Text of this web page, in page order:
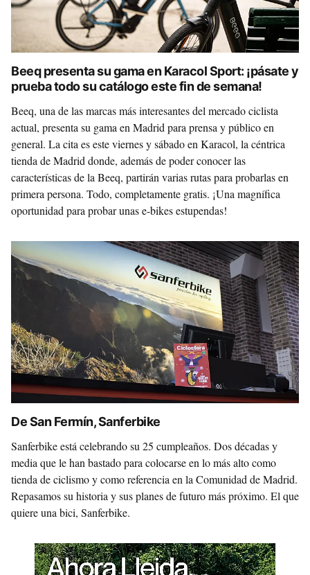
Beeq presenta su gama en Karacol Sport: ¡pásate y
prueba todo su catálogo este fin de semana!
Beeq, una de las marcas más interesantes del mercado ciclista
actual, presenta su gama en Madrid para prensa y público en
general. La cita es este viernes y sábado en Karacol, la céntrica
tienda de Madrid donde, además de poder conocer las
características de la Beeq, partirán varias rutas para probarlas en
primera persona. Todo, completamente gratis. ¡Una magnífica
oportunidad para probar unas e-bikes estupendas!
De San Fermín, Sanferbike
Sanferbike está celebrando su 25 cumpleaños. Dos décadas y
media que le han bastado para colocarse en lo más alto como
tienda de ciclismo y como referencia en la Comunidad de Madrid.
Repasamos su historia y sus planes de futuro más próximo. El que
quiere una bici, Sanferbike.